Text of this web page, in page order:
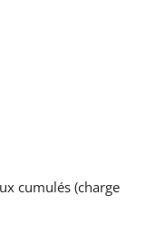
cumulés (charge